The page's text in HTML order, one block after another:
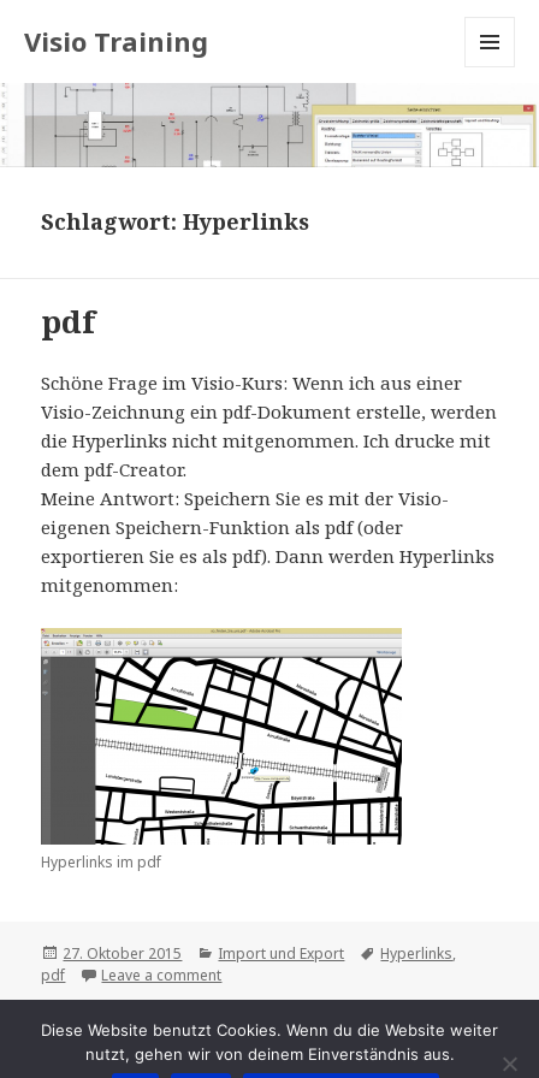
Visio Training
WIDGETS
Schlagwort:Hyperlinks
pdf
Schöne Frage im Visio-Kurs: Wenn ich aus einer
Visio-Zeichnung ein pdf-Dokument erstelle, werden
die Hyperlinks nicht mitgenommen. Ich drucke mit
dem pdf-Creator.
Meine Antwort: Speichern Sie es mit der Visio-
eigenen Speichern-Funktion als pdf (oder
exportieren Sie es als pdf). Dann werden Hyperlinks
mitgenommen:
Hyperlinks im pdf
Posted
on
27. Oktober 2015 Categories
Import und Export Tags
Hyperlinks,
pdf
Leave a comment
Copyright © 2015 - 2022|Proudly powered byWordPress
Diese Website benutzt Cookies. Wenn du die Website weiter
nutzt, gehen wir von deinem Einverständnis aus.